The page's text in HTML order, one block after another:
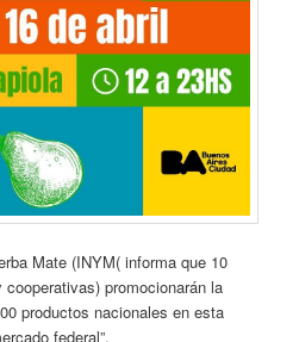
Mate (INYM( informa que 10
promocionarán la
productos nacionales en esta
federal”.